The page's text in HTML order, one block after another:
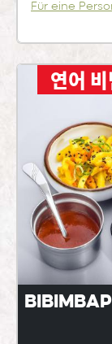
Für eine
연어